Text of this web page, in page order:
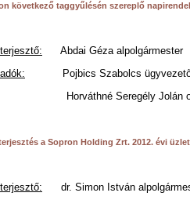
következő taggyűlésén szereplő
Abdai Géza alpolgármester
Pojbics Szabolcs
Seregély Jolán
a Sopron Holding Zrt. 2012. évi
dr. Simon István